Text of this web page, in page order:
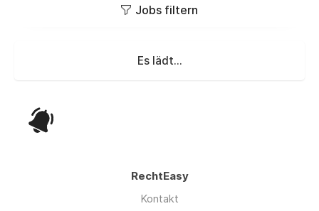
Jobs filtern
Es lädt...
RechtEasy
Kontakt